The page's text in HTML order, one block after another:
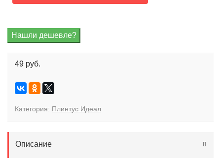
49 руб.
Категория: Плинтус Идеал
Описание